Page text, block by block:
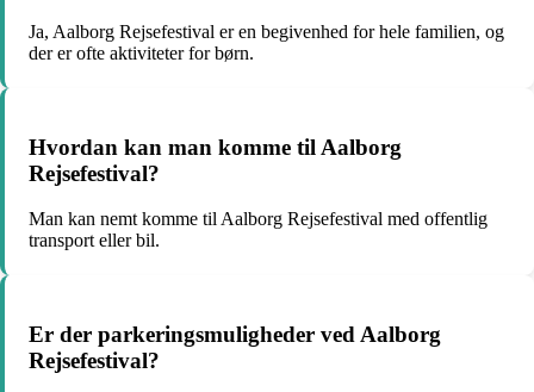
Ja, Aalborg Rejsefestival er en begivenhed for hele familien, og
der er ofte aktiviteter for børn.
Hvordan kan man komme til Aalborg
Rejsefestival?
Man kan nemt komme til Aalborg Rejsefestival med offentlig
transport eller bil.
Er der parkeringsmuligheder ved Aalborg
Rejsefestival?